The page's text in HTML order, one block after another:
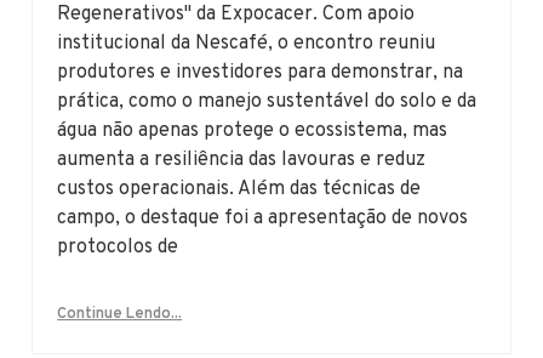
Regenerativos" da Expocacer. Com apoio
institucional da Nescafé, o encontro reuniu
produtores e investidores para demonstrar, na
prática, como o manejo sustentável do solo e da
água não apenas protege o ecossistema, mas
aumenta a resiliência das lavouras e reduz
custos operacionais. Além das técnicas de
campo, o destaque foi a apresentação de novos
protocolos de
Continue Lendo...